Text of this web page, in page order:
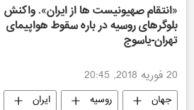
«انتقام صهیونیست ها از ایران». واکنش
بلوگرهای روسیه در باره سقوط هواپیمای
تهران-یاسوج
20 فوریه 2018, 20:45
جهان روسیه ایران